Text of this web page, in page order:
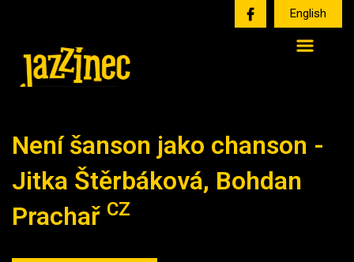
English
Není šanson jako chanson -
Jitka Štěrbáková, Bohdan
Prachař CZ